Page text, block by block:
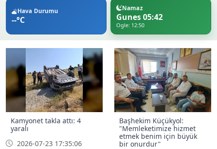
Hava Durumu
--°C
Namaz
Gunes 05:42
Ogle: 12:50
Kamyonet takla attı: 4
yaralı
2026-07-23 17:35:06
Başhekim Küçükyol:
"Memleketimize hizmet
etmek benim için büyük
bir onurdur"